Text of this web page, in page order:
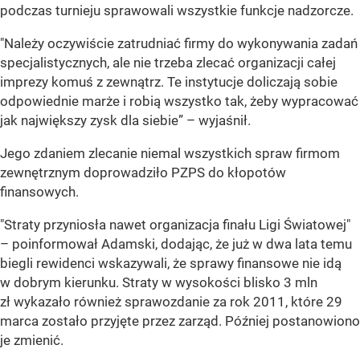
podczas turnieju sprawowali wszystkie funkcje nadzorcze.
"Należy oczywiście zatrudniać firmy do wykonywania zadań
specjalistycznych, ale nie trzeba zlecać organizacji całej
imprezy komuś z zewnątrz. Te instytucje doliczają sobie
odpowiednie marże i robią wszystko tak, żeby wypracować
jak największy zysk dla siebie” – wyjaśnił.
Jego zdaniem zlecanie niemal wszystkich spraw firmom
zewnętrznym doprowadziło PZPS do kłopotów
finansowych.
"Straty przyniosła nawet organizacja finału Ligi Światowej"
– poinformował Adamski, dodając, że już w dwa lata temu
biegli rewidenci wskazywali, że sprawy finansowe nie idą
w dobrym kierunku. Straty w wysokości blisko 3 mln
zł wykazało również sprawozdanie za rok 2011, które 29
marca zostało przyjęte przez zarząd. Później postanowiono
je zmienić.